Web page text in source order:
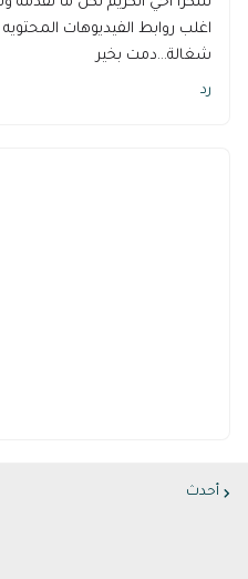
اغلب روابط الفيديوهات
شغالة...دمت بخير
رد
أحدث